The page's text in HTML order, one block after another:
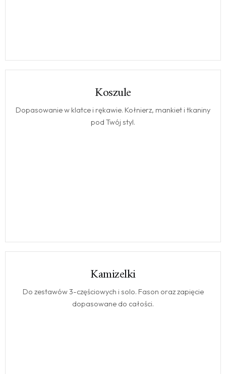
Koszule
Dopasowanie w klatce i rękawie. Kołnierz, mankiet i tkaniny
pod Twój styl.
Kamizelki
Do zestawów 3-częściowych i solo. Fason oraz zapięcie
dopasowane do całości.